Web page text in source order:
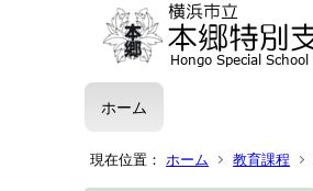
ホーム
現在位置： ホーム 教育課程